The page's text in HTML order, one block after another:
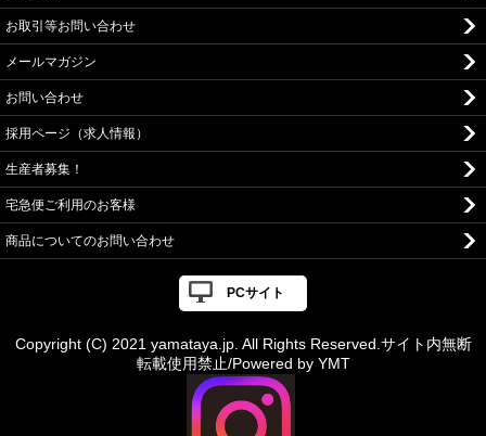
お取引等お問い合わせ
メールマガジン
お問い合わせ
採用ページ（求人情報）
生産者募集！
宅急便ご利用のお客様
商品についてのお問い合わせ
PCサイト
Copyright (C) 2021 yamataya.jp. All Rights Reserved.サイト内無断
転載使用禁止/Powered by YMT